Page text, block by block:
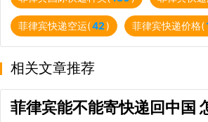
菲律宾快递空运(42) 菲律宾快递价格(
相关文章推荐